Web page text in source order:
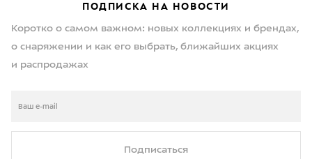
ПОДПИСКА НА НОВОСТИ
Коротко о самом важном: новых коллекциях и брендах,
о снаряжении и как его выбрать, ближайших акциях
и распродажах
Подписаться